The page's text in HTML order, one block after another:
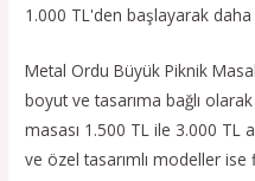
1.000 TL'den başlayarak
Metal Ordu Büyük Piknik
boyut ve tasarıma bağlı
masası 1.500 TL ile 3.000 TL
ve özel tasarımlı modeller ise